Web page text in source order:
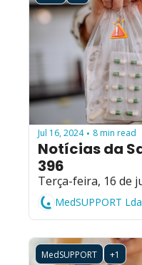
Jul 16, 2024 • 8 min read
Notícias da
396
Terça-feira, 16 de
MedSUPPORT Lda
MedSUPPORT +1